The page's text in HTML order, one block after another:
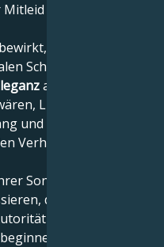
brauchen.
dass diese
Schicht sie
ausstrahlen,
Lumpen zu
und ihrer Haltung,
Verhalten.
Sonne durch
dass ihr Stolz in
in Arroganz
ihren Willen